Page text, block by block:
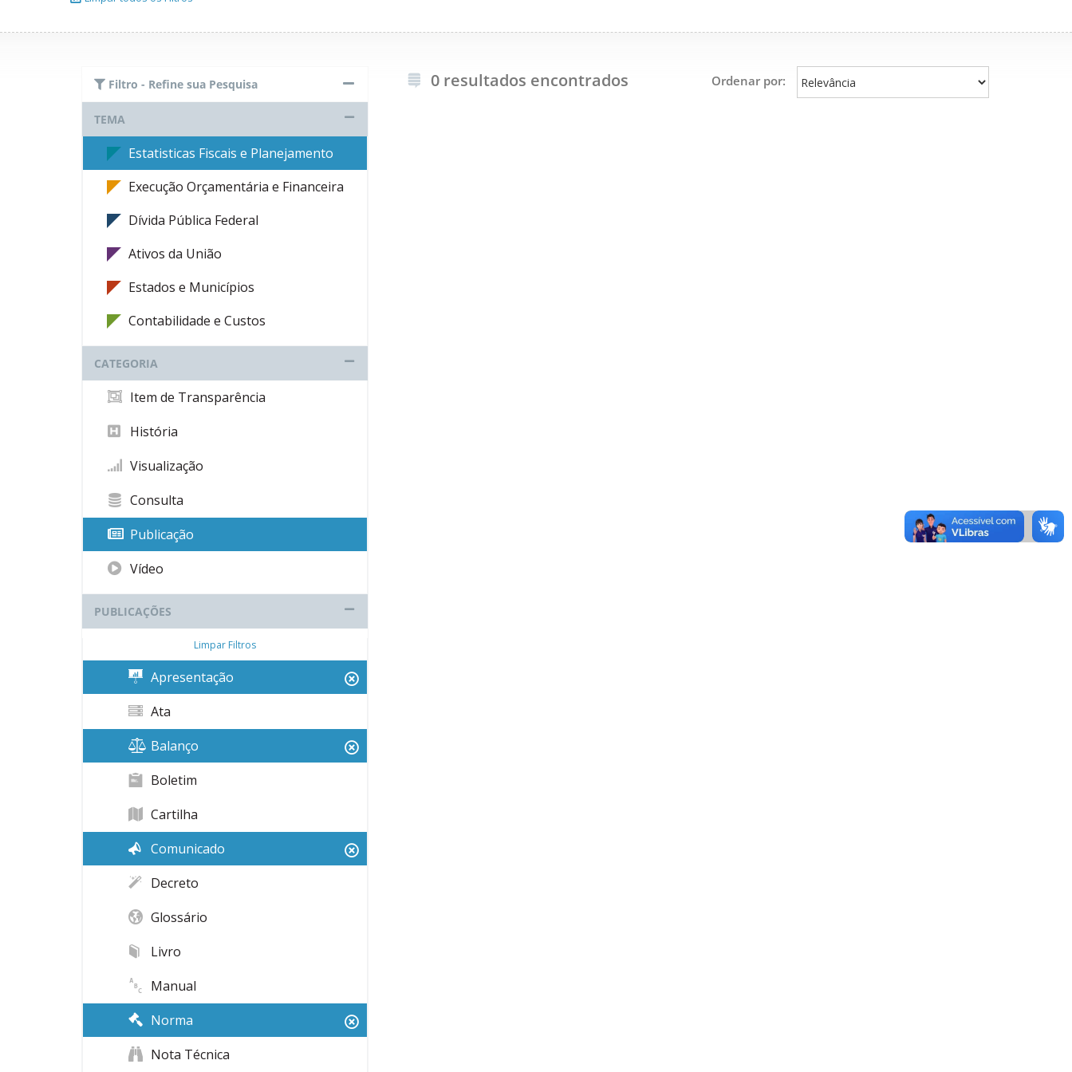
Filtro - Refine sua Pesquisa
TEMA
Estatisticas Fiscais e Planejamento
Execução Orçamentária e Financeira
Dívida Pública Federal
Ativos da União
Estados e Municípios
Contabilidade e Custos
CATEGORIA
Item de Transparência
História
Visualização
Consulta
Publicação
Vídeo
PUBLICAÇÕES
Limpar Filtros
Apresentação
Ata
Balanço
Boletim
Cartilha
Comunicado
Decreto
Glossário
Livro
Manual
Norma
Nota Técnica
0 resultados encontrados Ordenar por: